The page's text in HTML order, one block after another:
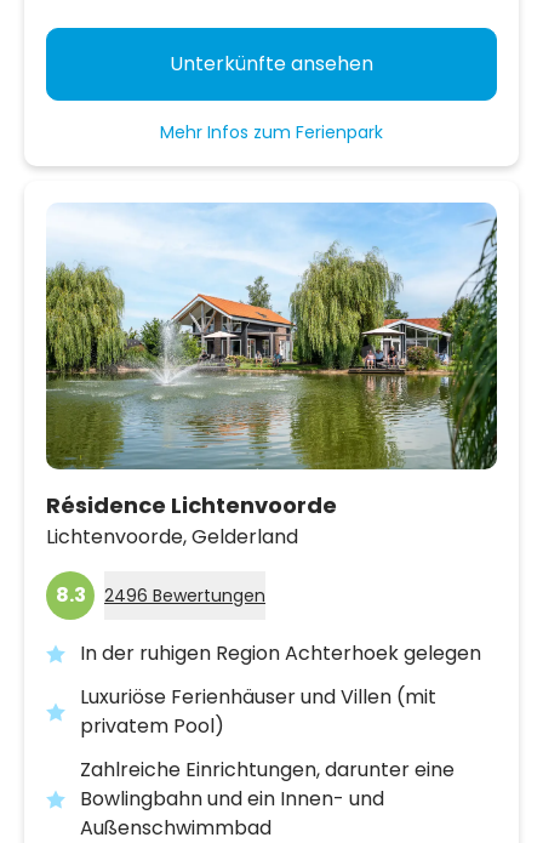
Unterkünfte ansehen
Mehr Infos zum Ferienpark
Résidence Lichtenvoorde
Lichtenvoorde,Gelderland
8.3 2496 Bewertungen
In der ruhigen Region Achterhoek gelegen
Luxuriöse Ferienhäuser und Villen (mit
privatem Pool)
Zahlreiche Einrichtungen, darunter eine
Bowlingbahn und ein Innen- und
Außenschwimmbad